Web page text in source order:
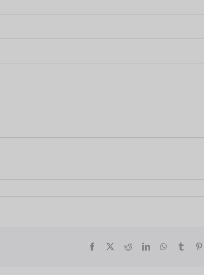
Facebook RedditLinkedInWhatsApp
Tumblr